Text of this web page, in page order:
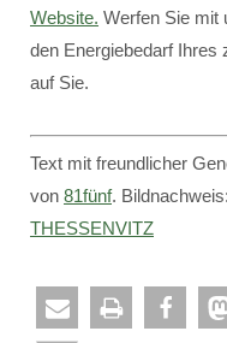
Website. Werfen Sie mit
den Energiebedarf Ihres
auf Sie.
Text mit freundlicher
von 81fünf.
THESSENVITZ